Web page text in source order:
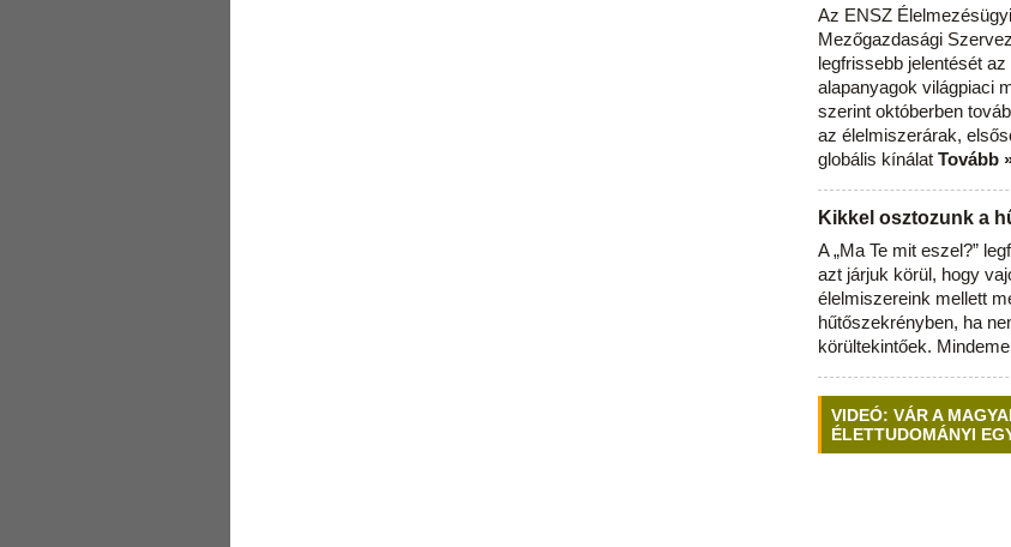
Az ENSZ
Mezőgazdasági
legfrissebb jelentését
alapanyagok világpiaci
szerint októberben
az élelmiszerárak,
globális kínálat Tovább
Kikkel osztozunk a
A „Ma Te mit eszel?”
azt járjuk körül, hogy
élelmiszereink mellett
hűtőszekrényben, ha
körültekintőek.
VIDEÓ: VÁR A
ÉLETTUDOMÁNYI